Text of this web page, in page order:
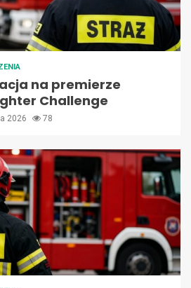
na premierze
Challenge
2026 78